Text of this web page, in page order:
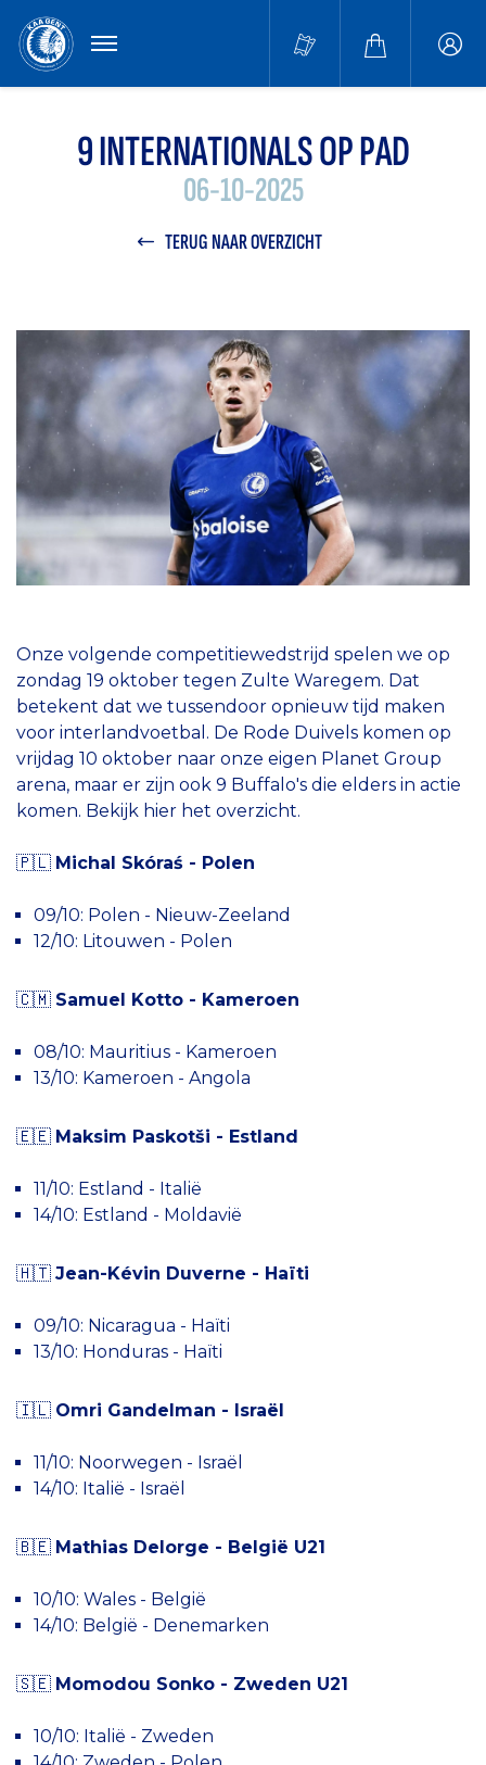
MENU
9 INTERNATIONALS OP PAD
06-10-2025
TERUG NAAR OVERZICHT
Onze volgende competitiewedstrijd spelen we op
zondag 19 oktober tegen Zulte Waregem. Dat
betekent dat we tussendoor opnieuw tijd maken
voor interlandvoetbal. De Rode Duivels komen op
vrijdag 10 oktober naar onze eigen Planet Group
arena, maar er zijn ook 9 Buffalo's die elders in actie
komen. Bekijk hier het overzicht.
🇵🇱 Michal Skóraś - Polen
09/10: Polen - Nieuw-Zeeland
12/10: Litouwen - Polen
🇨🇲 Samuel Kotto - Kameroen
08/10: Mauritius - Kameroen
13/10: Kameroen - Angola
🇪🇪 Maksim Paskotši - Estland
11/10: Estland - Italië
14/10: Estland - Moldavië
🇭🇹 Jean-Kévin Duverne - Haïti
09/10: Nicaragua - Haïti
13/10: Honduras - Haïti
🇮🇱 Omri Gandelman - Israël
11/10: Noorwegen - Israël
14/10: Italië - Israël
🇧🇪 Mathias Delorge - België U21
10/10: Wales - België
14/10: België - Denemarken
🇸🇪 Momodou Sonko - Zweden U21
10/10: Italië - Zweden